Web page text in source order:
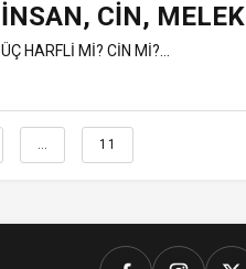
İNSAN, CIN, MELEK
ÜÇ HARFLİ Mİ? CİN Mİ?...
… 11